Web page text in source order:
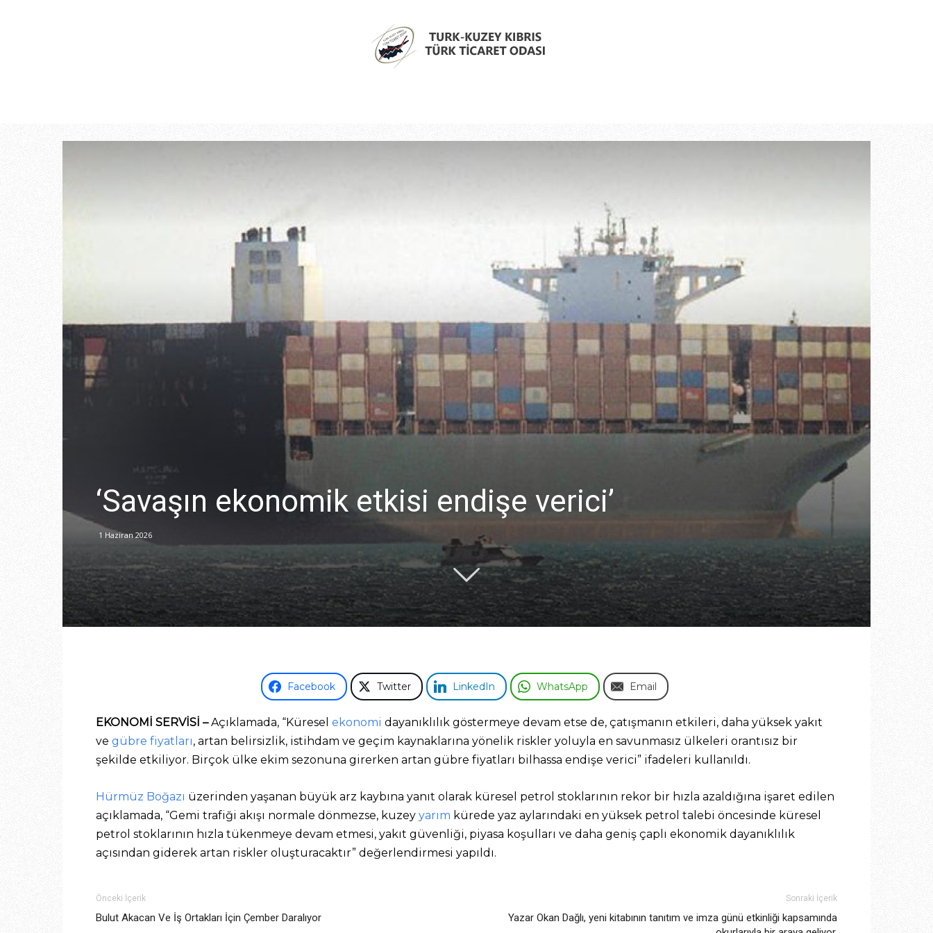
Ticaret
‘Savaşın ekonomik etkisi endişe verici’
1 Haziran 2026
Facebook Twitter LinkedIn WhatsApp Email
EKONOMİ SERVİSİ –Açıklamada, “Küresel ekonomi dayanıklılık göstermeye devam etse de, çatışmanın etkileri, daha yüksek yakıt
ve gübre fiyatları, artan belirsizlik, istihdam ve geçim kaynaklarına yönelik riskler yoluyla en savunmasız ülkeleri orantısız bir
şekilde etkiliyor. Birçok ülke ekim sezonuna girerken artan gübre fiyatları bilhassa endişe verici” ifadeleri kullanıldı.
Hürmüz Boğazı üzerinden yaşanan büyük arz kaybına yanıt olarak küresel petrol stoklarının rekor bir hızla azaldığına işaret edilen
açıklamada, “Gemi trafiği akışı normale dönmezse, kuzey yarım kürede yaz aylarındaki en yüksek petrol talebi öncesinde küresel
petrol stoklarının hızla tükenmeye devam etmesi, yakıt güvenliği, piyasa koşulları ve daha geniş çaplı ekonomik dayanıklılık
açısından giderek artan riskler oluşturacaktır” değerlendirmesi yapıldı.
Önceki İçerik
Bulut Akacan Ve İş Ortakları İçin Çember Daralıyor
Sonraki İçerik
Yazar Okan Dağlı, yeni kitabının tanıtım ve imza günü etkinliği kapsamında